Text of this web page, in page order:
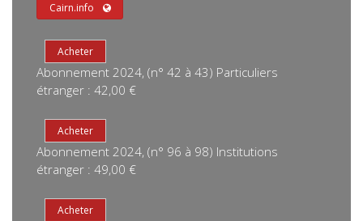
Cairn.info
Abonnement 2024, (n° 42 à 43) Particuliers
étranger : 42,00 €
Abonnement 2024, (n° 96 à 98) Institutions
étranger : 49,00 €